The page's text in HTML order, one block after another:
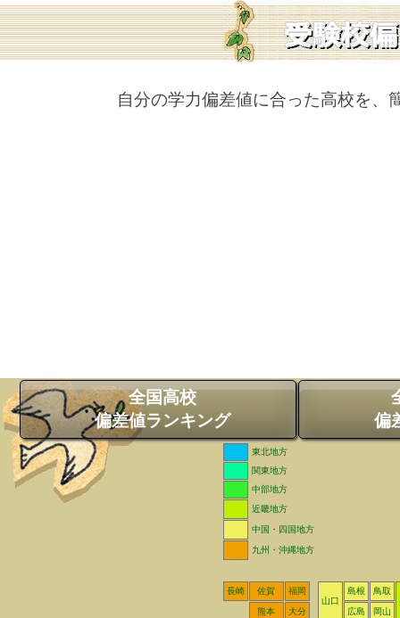
自分の学力偏差値に合った高校を、
全国高校
偏差値ランキング
偏
東北地方
関東地方
中部地方
近畿地方
中国・四国地方
九州・沖縄地方
長崎 佐賀
福岡
山口
島根
鳥取
熊本
大分 広島 岡山